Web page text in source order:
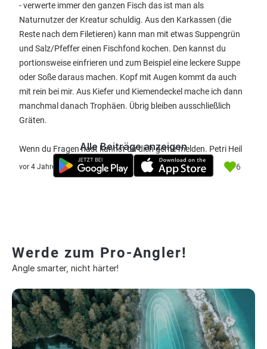
- verwerte immer den ganzen Fisch das ist man als
Naturnutzer der Kreatur schuldig. Aus den Karkassen (die
Reste nach dem Filetieren) kann man mit etwas Suppengrün
und Salz/Pfeffer einen Fischfond kochen. Den kannst du
portionsweise einfrieren und zum Beispiel eine leckere Suppe
oder Soße daraus machen. Kopf mit Augen kommt da auch
mit rein bei mir. Aus Kiefer und Kiemendeckel mache ich dann
manchmal danach Trophäen. Übrig bleiben ausschließlich
Gräten.
Wenn du Fragen hast kannst du dich gerne melden. Petri Heil
vor 4 Jahre 6
Alle Beiträge anzeigen
Werde zum Pro-Angler!
Angle smarter, nicht härter!